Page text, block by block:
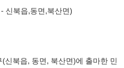
신북읍,동면,북산면)
신북읍, 동면, 북산면)에 출마한 민